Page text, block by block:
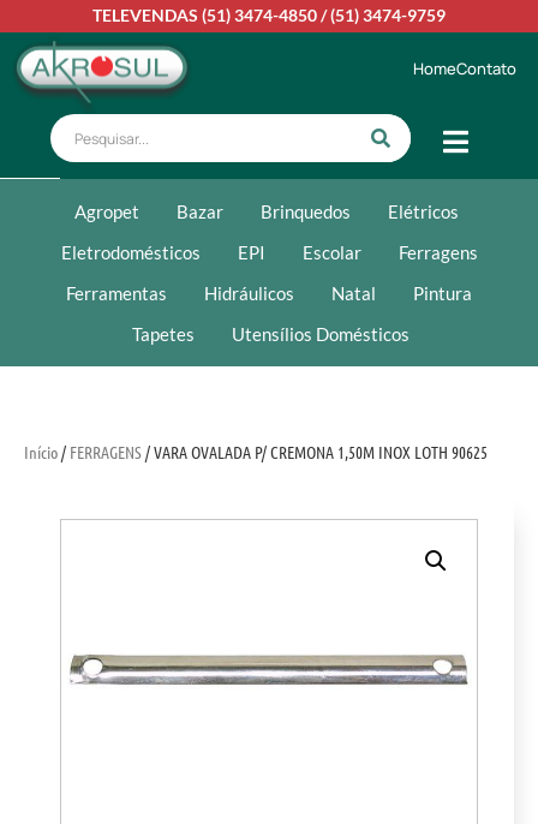
TELEVENDAS (51) 3474-4850/(51) 3474-9759
HomeContato
Agropet Bazar Brinquedos
Elétricos
Eletrodomésticos
EPI Escolar
Ferragens
Ferramentas
Hidráulicos Natal
Pintura
Tapetes
Utensílios Domésticos
Início/ FERRAGENS/ VARA OVALADA P/ CREMONA 1,50M INOX LOTH 90625